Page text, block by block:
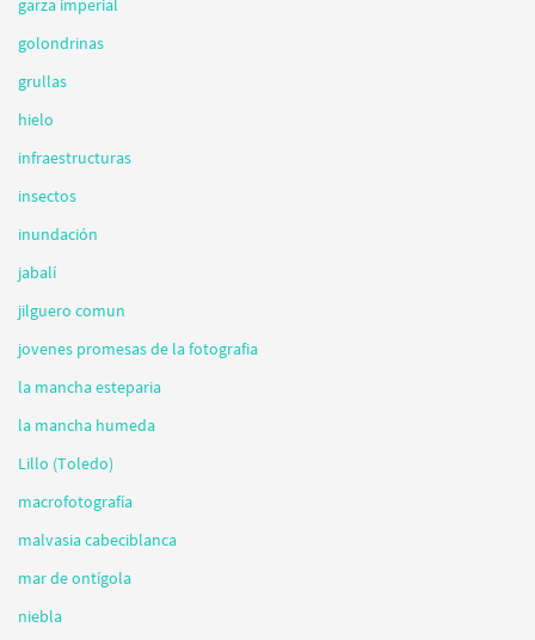
garza imperial
golondrinas
grullas
hielo
infraestructuras
insectos
inundación
jabalí
jilguero comun
jovenes promesas de la fotografia
la mancha esteparia
la mancha humeda
Lillo (Toledo)
macrofotografía
malvasia cabeciblanca
mar de ontígola
niebla